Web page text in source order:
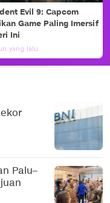
Evil 9: Capcom
Game Paling Imersif
Ini
yang lalu
Palu–